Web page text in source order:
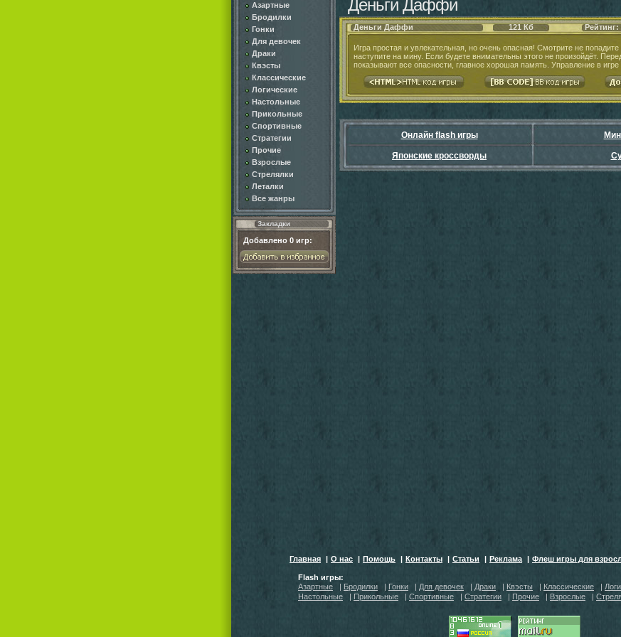
Азартные
Бродилки
Гонки
Для девочек
Драки
Квэсты
Классические
Логические
Настольные
Прикольные
Спортивные
Стратегии
Прочие
Взрослые
Стрелялки
Леталки
Все жанры
Закладки
Добавлено 0 игр:
Деньги Даффи
Деньги Даффи 121 Кб Рейтинг:
Игра простая и увлекательная, но очень опасная! Смотрите не
наступите на мину. Если будете внимательны этого не произойдёт.
показывают все опасности, главное хорошая память. Управление в игре
Онлайн flash игры
Японские кроссворды
Главная | О нас | Помощь | Контакты | Статьи | Реклама | Флеш игры для
Flash игры:
Азартные
| Бродилки | Гонки | Для девочек | Драки | Квэсты | Классические |
Настольные
| Прикольные | Спортивные | Стратегии | Прочие | Взрослые |